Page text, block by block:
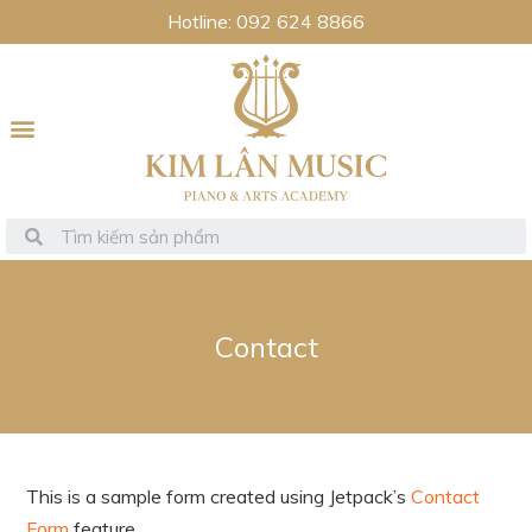
Hotline: 092 624 8866
Contact
This is a sample form created using Jetpack’sContact